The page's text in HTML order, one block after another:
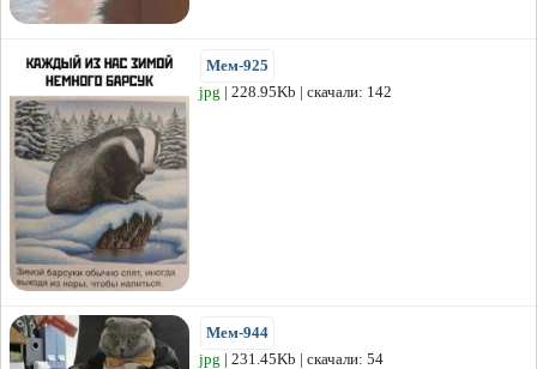
Мем-925
jpg | 228.95Kb | скачали: 142
Мем-944
jpg | 231.45Kb | скачали: 54